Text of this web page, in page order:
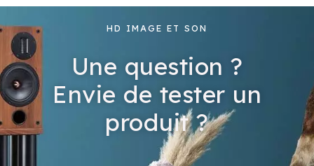
HD IMAGE ET SON
Une question ?
Envie de tester un
produit ?